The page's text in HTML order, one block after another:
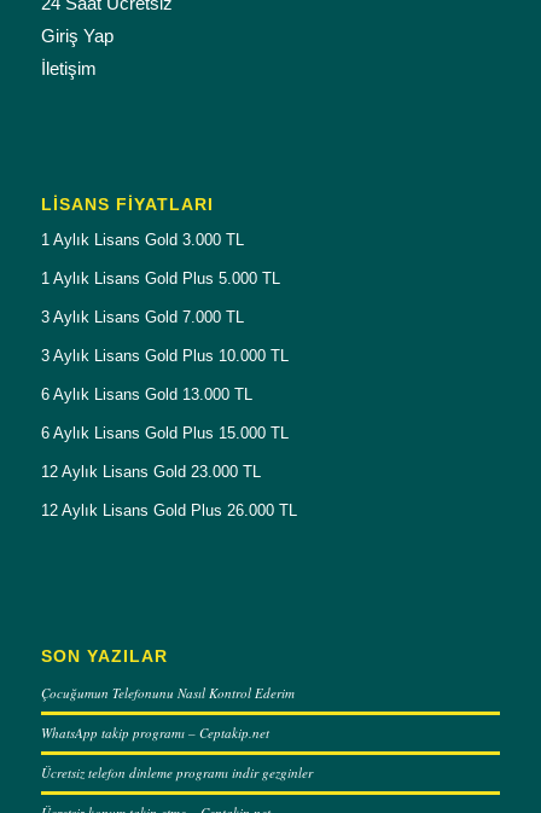
Giriş Yap
İletişim
LISANS FIYATLARI
1 Aylık Lisans Gold 3.000 TL
1 Aylık Lisans Gold Plus 5.000 TL
3 Aylık Lisans Gold 7.000 TL
3 Aylık Lisans Gold Plus 10.000 TL
6 Aylık Lisans Gold 13.000 TL
6 Aylık Lisans Gold Plus 15.000 TL
12 Aylık Lisans Gold 23.000 TL
12 Aylık Lisans Gold Plus 26.000 TL
SON YAZILAR
Çocuğumun Telefonunu Nasıl Kontrol Ederim
WhatsApp takip programı – Ceptakip.net
Ücretsiz telefon dinleme programı indir gezginler